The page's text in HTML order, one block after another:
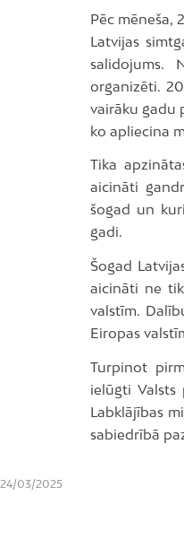
Pēc mēneša,
Latvijas
salidojums.
organizēti.
vairāku gadu
ko apliecina
Tika
aicināti
šogad un
gadi.
Šogad
aicināti ne
valstīm.
Eiropas
Turpinot
ielūgti Valsts
Labklājības
sabiedrībā
24/03/2025